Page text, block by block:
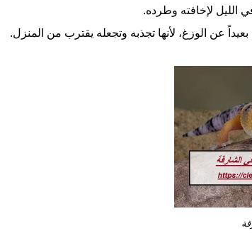
الليل لإخافته وطرده.
عن الوزغ، لأنها تجذبه وتجعله يقترب من المنزل.